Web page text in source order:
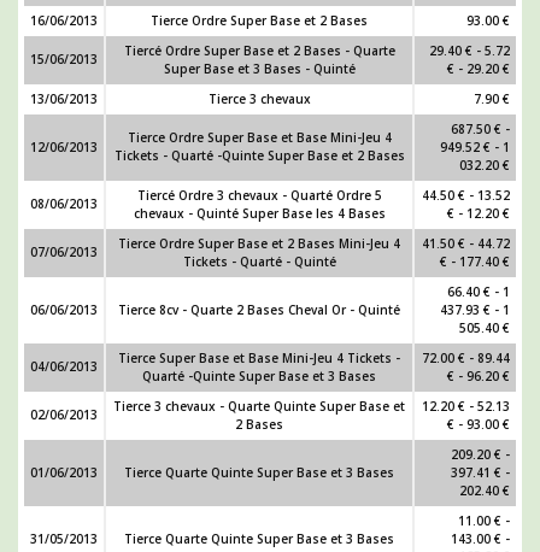
16/06/2013
Tierce Ordre Super Base et 2 Bases 93.00 €
15/06/2013
Tiercé Ordre Super Base et 2 Bases - Quarte
Super Base et 3 Bases - Quinté
29.40 € - 5.72
€ - 29.20 €
13/06/2013
Tierce 3 chevaux 7.90 €
12/06/2013
Tierce Ordre Super Base et Base Mini-Jeu 4
Tickets - Quarté -Quinte Super Base et 2 Bases
687.50 € -
949.52 € - 1
032.20 €
08/06/2013
Tiercé Ordre 3 chevaux - Quarté Ordre 5
chevaux - Quinté Super Base les 4 Bases
44.50 € - 13.52
€ - 12.20 €
07/06/2013
Tierce Ordre Super Base et 2 Bases Mini-Jeu 4
Tickets - Quarté - Quinté
41.50 € - 44.72
€ - 177.40 €
06/06/2013 Tierce 8cv - Quarte 2 Bases Cheval Or - Quinté
66.40 € - 1
437.93 € - 1
505.40 €
04/06/2013
Tierce Super Base et Base Mini-Jeu 4 Tickets -
Quarté -Quinte Super Base et 3 Bases
72.00 € - 89.44
€ - 96.20 €
02/06/2013
Tierce 3 chevaux - Quarte Quinte Super Base et
2 Bases
12.20 € - 52.13
€ - 93.00 €
01/06/2013 Tierce Quarte Quinte Super Base et 3 Bases
209.20 € -
397.41 € -
202.40 €
31/05/2013 Tierce Quarte Quinte Super Base et 3 Bases
11.00 € -
143.00 € -